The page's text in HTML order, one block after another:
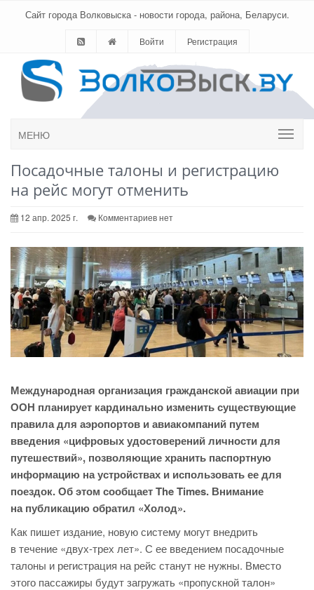
Сайт города Волковыска - новости города, района, Беларуси.
Войти Регистрация
МЕНЮ
Посадочные талоны и регистрацию
на рейс могут отменить
12 апр. 2025 г. Комментариев нет
Международная организация гражданской авиации при
ООН планирует кардинально изменить существующие
правила для аэропортов и авиакомпаний путем
введения «цифровых удостоверений личности для
путешествий», позволяющие хранить паспортную
информацию на устройствах и использовать ее для
поездок. Об этом сообщает The Times. Внимание
на публикацию обратил «Холод».
Как пишет издание, новую систему могут внедрить
в течение «двух-трех лет». С ее введением посадочные
талоны и регистрация на рейс станут не нужны. Вместо
этого пассажиры будут загружать «пропускной талон»